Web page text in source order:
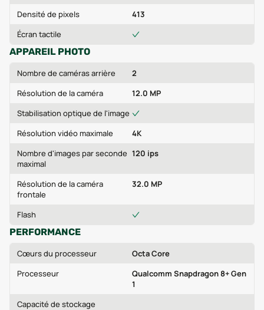
Densité de pixels
413
Écran tactile
APPAREIL PHOTO
Nombre de caméras arrière
2
Résolution de la caméra
12.0 MP
Stabilisation optique de l'image
Résolution vidéo maximale
4K
Nombre d'images par seconde
maximal
120 ips
Résolution de la caméra
frontale
32.0 MP
Flash
PERFORMANCE
Cœurs du processeur
Octa Core
Processeur
Qualcomm Snapdragon 8+ Gen
1
Capacité de stockage